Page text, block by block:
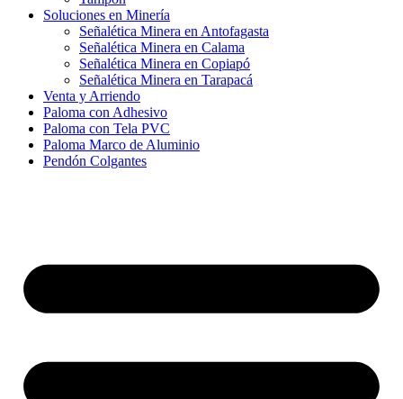
Soluciones en Minería
Señalética Minera en Antofagasta
Señalética Minera en Calama
Señalética Minera en Copiapó
Señalética Minera en Tarapacá
Venta y Arriendo
Paloma con Adhesivo
Paloma con Tela PVC
Paloma Marco de Aluminio
Pendón Colgantes